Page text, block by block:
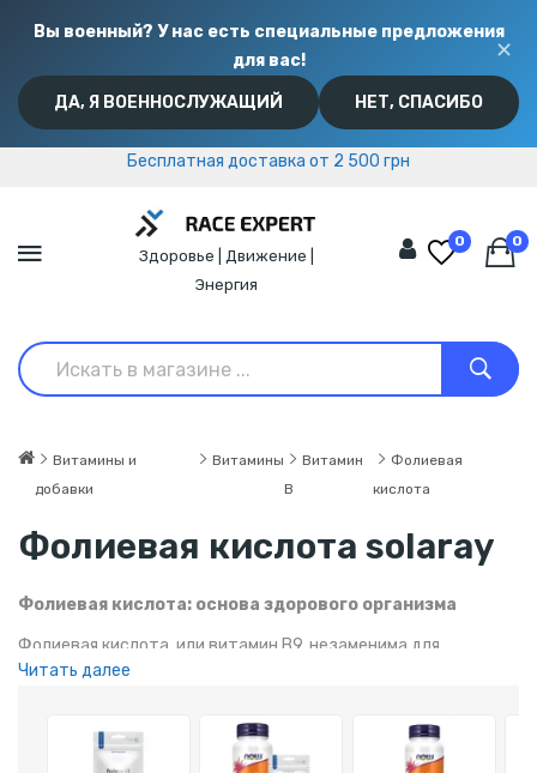
Вы военный? У нас есть специальные предложения
для вас!
ДА, Я ВОЕННОСЛУЖАЩИЙ НЕТ, СПАСИБО
✕
Бесплатная доставка от 2 500 грн
Бесплатная доставка от 2 500 грн
Здоровье | Движение |
Энергия
0 0
Витамины и
добавки
Витамины
Витамин
B
Фолиевая
кислота
Фолиевая кислота solaray
Фолиевая кислота: основа здорового организма
Фолиевая кислота, или витамин B9, незаменима для
нормального развития клеток и тканей. Она активно
ДНК, что делает ее важной для поддержания здоровья,
особенно во время беременности и для людей, ведущих
Читать далее